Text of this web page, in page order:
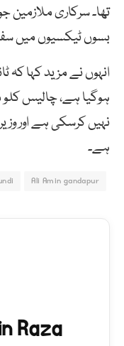
تھا۔ سرکاری
بسوں ٹیکسیوں میں
انہوں نے مزید کہا کہ
ہوگیا ہے، چالیس
نہیں کرسکی ہے اور
ہے۔
Ali Amin gandapur
Raza